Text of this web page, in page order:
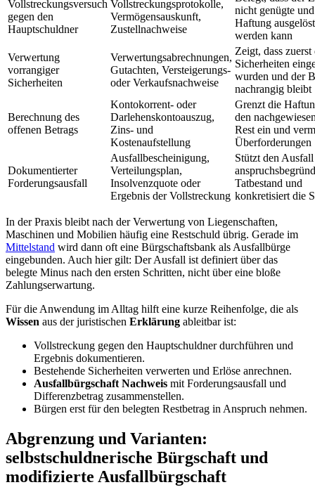
Vollstreckungsversuch
gegen den
Hauptschuldner
Vollstreckungsprotokolle,
Vermögensauskunft,
Zustellnachweise
nicht genügte
Haftung ausgelöst
werden kann
Verwertung
vorrangiger
Sicherheiten
Verwertungsabrechnungen,
Gutachten, Versteigerungs-
oder Verkaufsnachweise
Zeigt, dass zuerst
Sicherheiten
wurden und der
nachrangig bleibt
Berechnung des
offenen Betrags
Kontokorrent- oder
Darlehenskontoauszug,
Zins- und
Kostenaufstellung
Grenzt die
den
Rest ein und
Überforderungen
Dokumentierter
Forderungsausfall
Ausfallbescheinigung,
Verteilungsplan,
Insolvenzquote oder
Ergebnis der Vollstreckung
Stützt den Ausfall
Tatbestand und
konkretisiert die
In der Praxis bleibt nach der Verwertung von Liegenschaften,
Maschinen und Mobilien häufig eine Restschuld übrig. Gerade im
Mittelstand wird dann oft eine Bürgschaftsbank als Ausfallbürge
eingebunden. Auch hier gilt: Der Ausfall ist definiert über das
belegte Minus nach den ersten Schritten, nicht über eine bloße
Zahlungserwartung.
Für die Anwendung im Alltag hilft eine kurze Reihenfolge, die als
Wissen aus der juristischen Erklärung ableitbar ist:
Vollstreckung gegen den Hauptschuldner durchführen und
Ergebnis dokumentieren.
Bestehende Sicherheiten verwerten und Erlöse anrechnen.
Ausfallbürgschaft Nachweis mit Forderungsausfall und
Differenzbetrag zusammenstellen.
Bürgen erst für den belegten Restbetrag in Anspruch nehmen.
Abgrenzung und Varianten:
selbstschuldnerische Bürgschaft und
modifizierte Ausfallbürgschaft